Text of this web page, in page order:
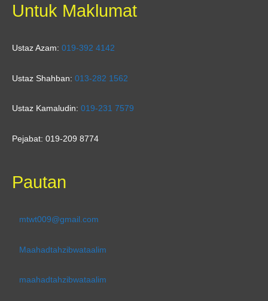
Untuk Maklumat
Ustaz Azam: 019-392 4142
Ustaz Shahban: 013-282 1562
Ustaz Kamaludin: 019-231 7579
Pejabat: 019-209 8774
Pautan
mtwt009@gmail.com
Maahadtahzibwataalim
maahadtahzibwataalim